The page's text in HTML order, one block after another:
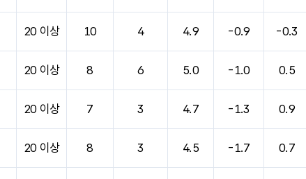
20 이상 10 4 4.9 -0.9 -0.3
20 이상 8 6 5.0 -1.0 0.5
20 이상 7 3 4.7 -1.3 0.9
20 이상 8 3 4.5 -1.7 0.7